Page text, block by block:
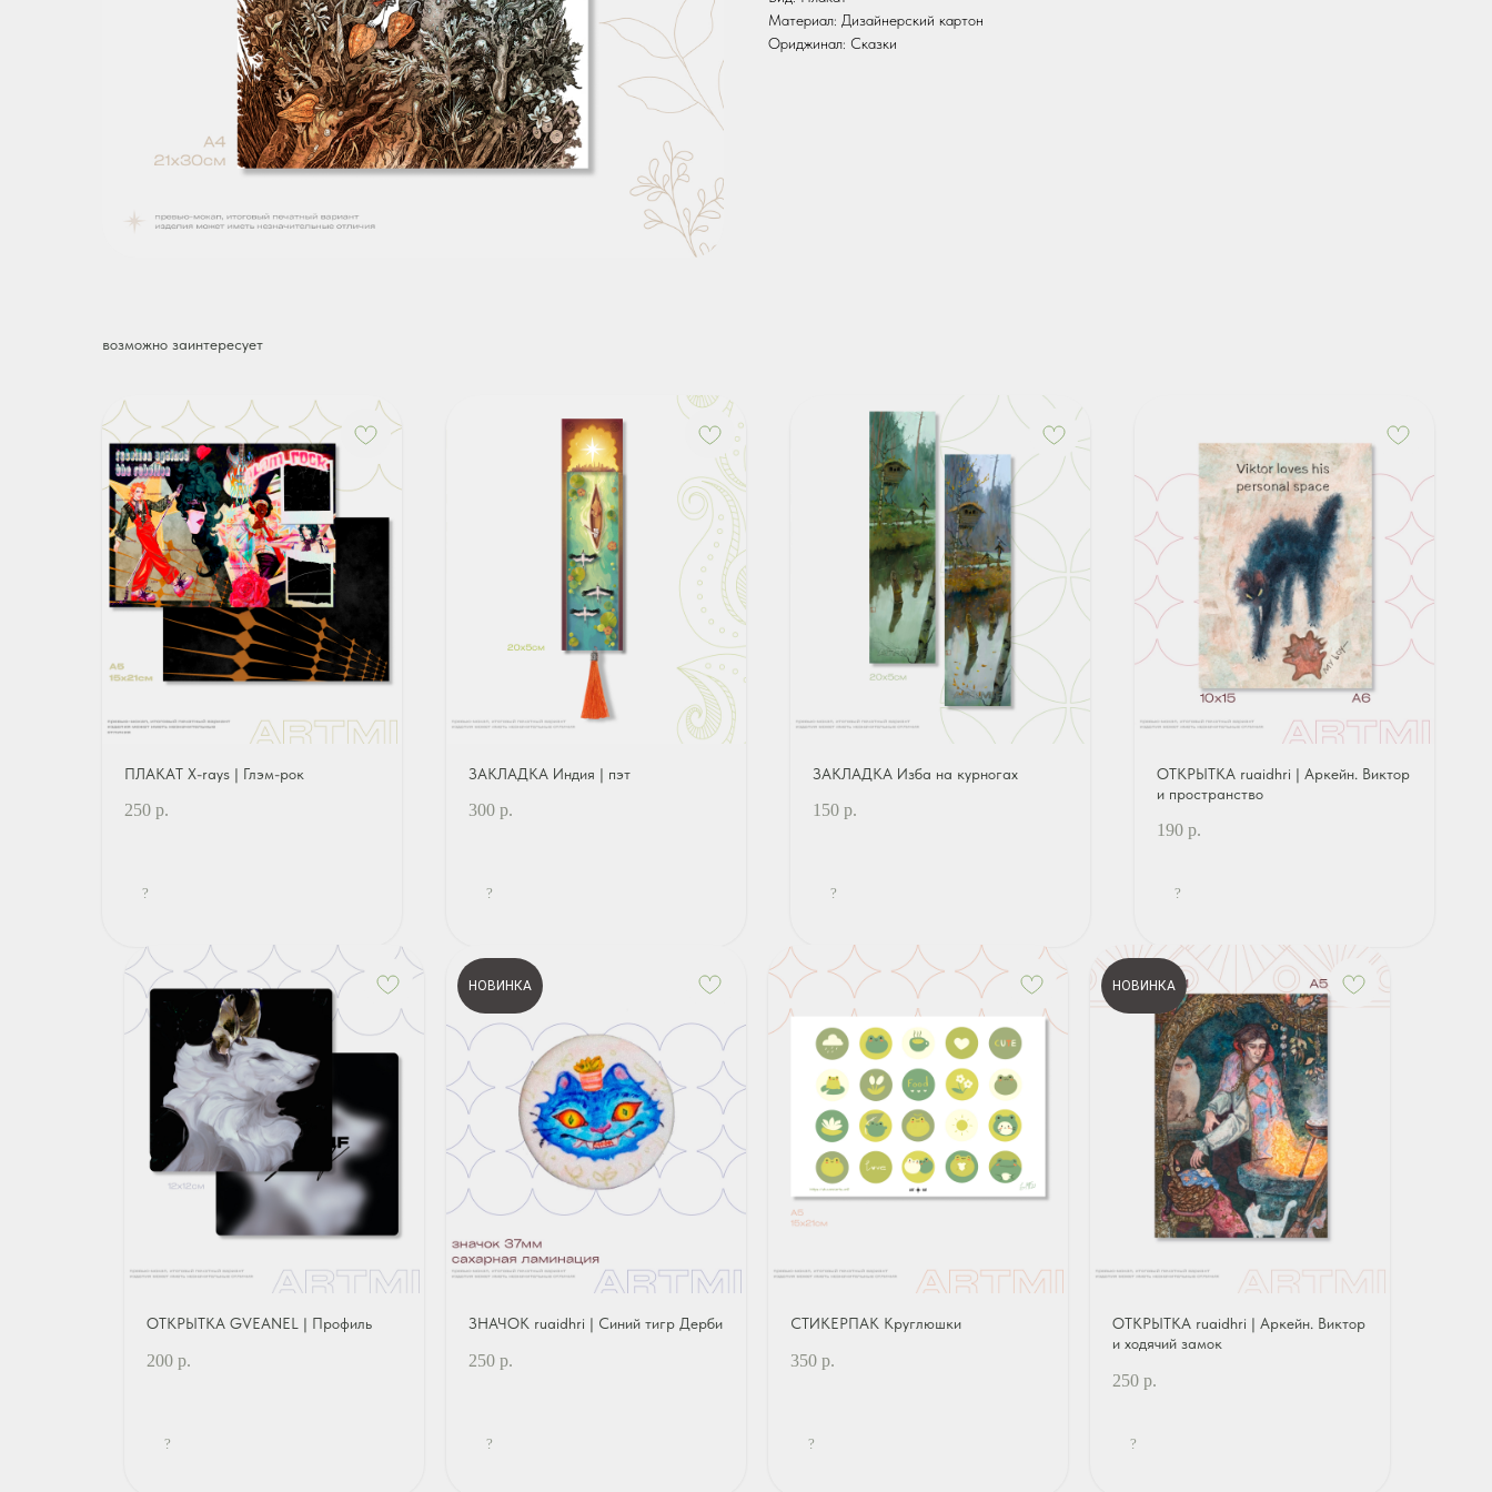
Материал: Дизайнерский картон
Ориджинал: Сказки
возможно заинтересует
ПЛАКАТ X-rays | Глэм-рок
250 р.
?
ЗАКЛАДКА Индия | пэт
300 р.
?
ЗАКЛАДКА Изба на курногах
150 р.
?
ОТКРЫТКА ruaidhri | Аркейн. Виктор
и пространство
190 р.
?
ОТКРЫТКА GVEANEL | Профиль
200 р.
?
НОВИНКА
ЗНАЧОК ruaidhri | Синий тигр Дерби
250 р.
?
СТИКЕРПАК Круглюшки
350 р.
?
НОВИНКА
ОТКРЫТКА ruaidhri | Аркейн. Виктор
и ходячий замок
250 р.
?